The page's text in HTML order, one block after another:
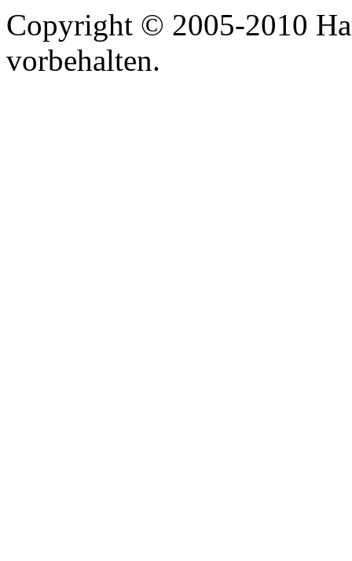
Copyright © 2005-2010
vorbehalten.